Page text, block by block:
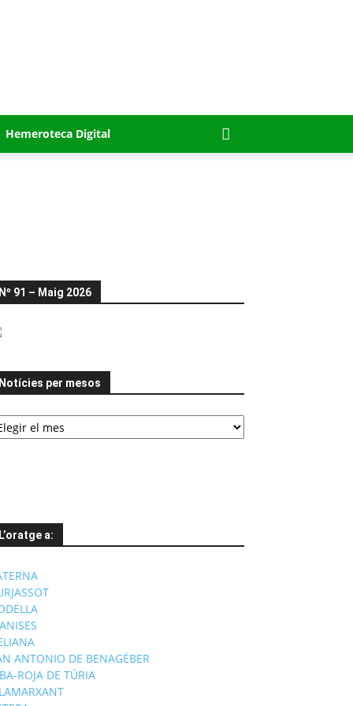
Hemeroteca Digital
Nº 91 – Maig 2026
Notícies per mesos
L’oratge a:
ANTONIO DE BENAGÉBER
ROJA DE TÚRIA